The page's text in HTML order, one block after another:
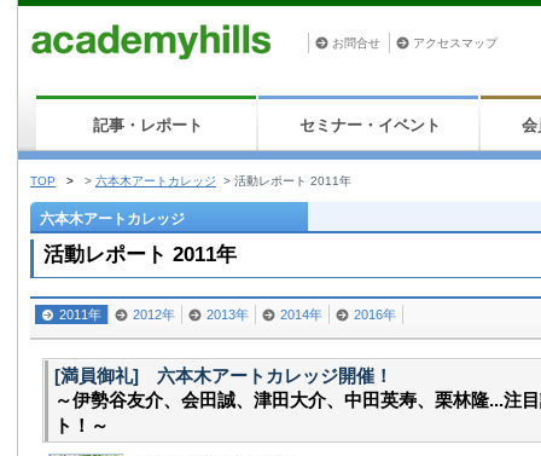
お問合せ アクセスマップ
記事・レポート セミナー・イベント 会
TOP > > 六本木アートカレッジ > 活動レポート 2011年
六本木アートカレッジ
活動レポート 2011年
2011年 2012年 2013年 2014年 2016年
[満員御礼] 六本木アートカレッジ開催！
～伊勢谷友介、会田誠、津田大介、中田英寿、栗林隆...注
ト！～